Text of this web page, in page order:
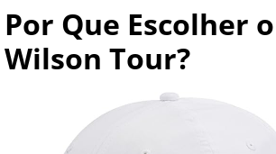
Por Que Escolher
Wilson Tour?